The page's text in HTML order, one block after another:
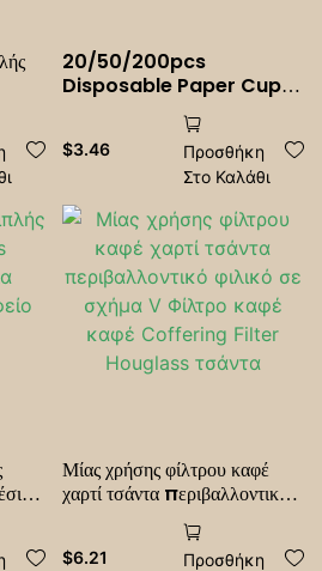
20/50/200pcs
Disposable Paper Cups
Kraft Paper Cups
Coffee Milk Cup Paper
Cup For Hot Drinking
Party Supplies
8/10/12/16oz Cups
$3.46
Προσθήκη
Στο Καλάθι
Μίας χρήσης φίλτρου καφέ
χαρτί τσάντα περιβαλλοντικό
φιλικό σε σχήμα V Φίλτρο
καφέ καφέ Coffering Filter
Houglass τσάντα
$6.21
Προσθήκη